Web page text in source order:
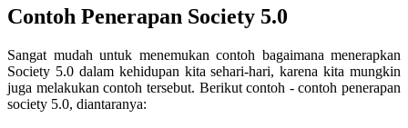
Contoh Penerapan Society 5.0
Sangat mudah untuk menemukan contoh bagaimana menerapkan
Society 5.0 dalam kehidupan kita sehari-hari, karena kita mungkin
juga melakukan contoh tersebut. Berikut contoh - contoh penerapan
society 5.0, diantaranya: